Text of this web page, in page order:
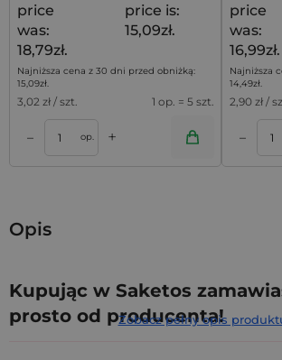
price
was:
18,79zł.
price is:
15,09zł.
Najniższa cena z 30 dni przed obniżką:
15,09zł.
3,02 zł / szt. 1 op. = 5 szt.
– op. +
price
was:
16,99zł.
Najniższa
14,49zł.
2,90 zł /
–
Dodaj do koszyka
Opis
Kupując w Saketos
prosto od producenta!
Zobacz pełny opis